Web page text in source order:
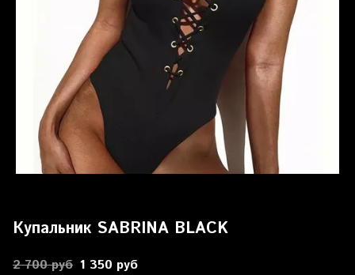
Купальник SABRINA BLACK
2 700 руб 1 350 руб